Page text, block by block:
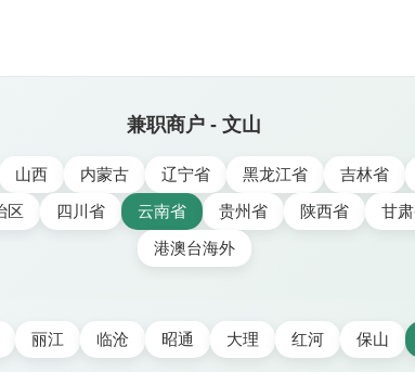
兼职商户 - 文山
山西 内蒙古 辽宁省 黑龙江省 吉林省
区 四川省 云南省 贵州省 陕西省 甘
港澳台海外
丽江 临沧 昭通 大理 红河 保山